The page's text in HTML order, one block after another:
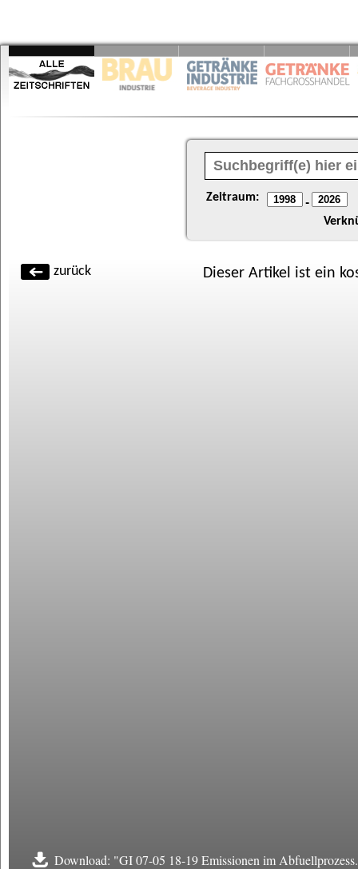
Zeitraum: -
zurück Dieser Artikel ist ein
Download: "GI 07-05 18-19 Emissionen im